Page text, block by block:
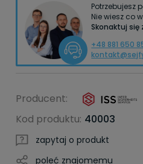
Potrzebujesz
Nie wiesz co
Skonaktuj
+48 881 650
Producent:
Kod produktu: 40003
zapytaj o produkt
poleć znajomemu